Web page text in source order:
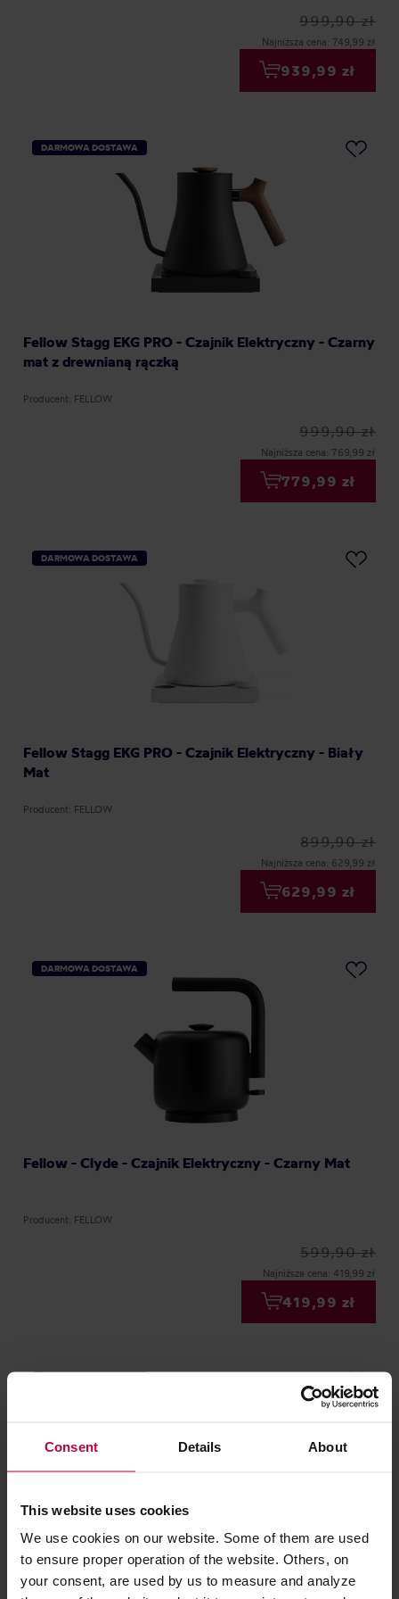
Consent Details About
This website uses cookies
We use cookies on our website. Some of them are used
to ensure proper operation of the website. Others, on
your consent, are used by us to measure and analyze
999,90 zł
Najniższa cena: 749,99 zł
939,99 zł
DARMOWA DOSTAWA
Fellow Stagg EKG PRO - Czajnik Elektryczny - Czarny
mat z drewnianą rączką
Producent: FELLOW
999,90 zł
Najniższa cena: 769,99 zł
779,99 zł
DARMOWA DOSTAWA
Fellow Stagg EKG PRO - Czajnik Elektryczny - Biały
Mat
Producent: FELLOW
899,90 zł
Najniższa cena: 629,99 zł
629,99 zł
DARMOWA DOSTAWA
Fellow - Clyde - Czajnik Elektryczny - Czarny Mat
Producent: FELLOW
599,90 zł
Najniższa cena: 419,99 zł
419,99 zł
Fellow Stagg EKG PRO - Czajnik Elektryczny -
Zielony mat z drewnianą rączką